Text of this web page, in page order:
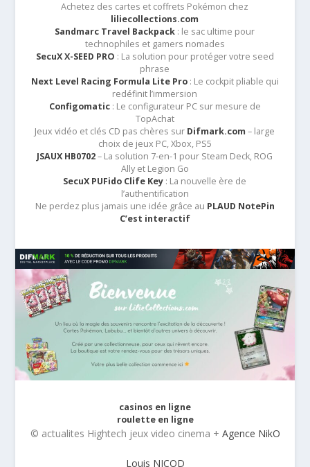
Achetez des cartes et coffrets Pokémon chez
liliecollections.com
Sandmarc Travel Backpack : le sac ultime pour
technophiles et gamers nomades
SecuX X-SEED PRO : La solution pour protéger votre seed
phrase
Next Level Racing Formula Lite Pro: Le cockpit pliable qui
redéfinit l’immersion
Configomatic: Le configurateur PC sur mesure de
TopAchat
Jeux vidéo et clés CD pas chères sur Difmark.com – large
choix de jeux PC, Xbox, PS5
JSAUX HB0702– La solution 7-en-1 pour Steam Deck, ROG
Ally et Legion Go
SecuX PUFido Clife Key : La nouvelle ère de
l’authentification
Ne perdez plus jamais une idée grâce au PLAUD NotePin
C’est interactif
casinos en ligne
roulette en ligne
© actualites Hightech jeux video cinema + Agence NikO
Louis NICOD